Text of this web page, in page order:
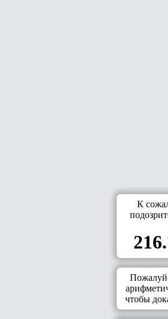
К
чтобы